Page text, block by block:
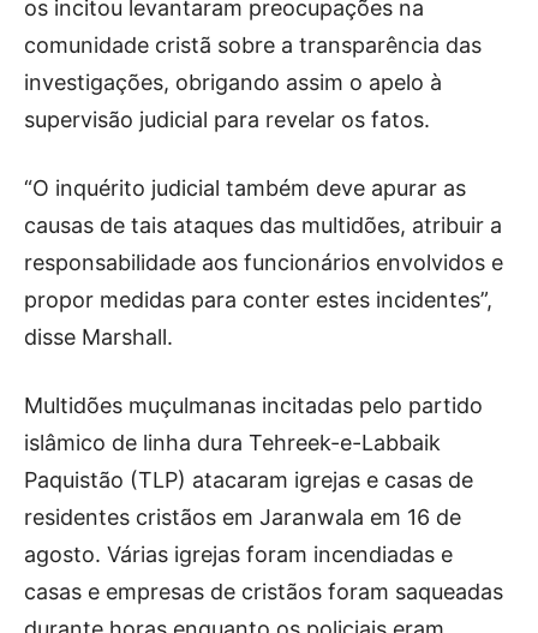
os incitou levantaram preocupações na
comunidade cristã sobre a transparência das
investigações, obrigando assim o apelo à
supervisão judicial para revelar os fatos.
“O inquérito judicial também deve apurar as
causas de tais ataques das multidões, atribuir a
responsabilidade aos funcionários envolvidos e
propor medidas para conter estes incidentes”,
disse Marshall.
Multidões muçulmanas incitadas pelo partido
islâmico de linha dura Tehreek-e-Labbaik
Paquistão (TLP) atacaram igrejas e casas de
residentes cristãos em Jaranwala em 16 de
agosto. Várias igrejas foram incendiadas e
casas e empresas de cristãos foram saqueadas